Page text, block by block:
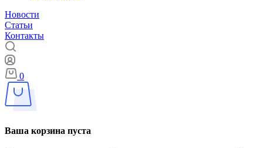
Новости
Статьи
Контакты
0
Ваша корзина пуста